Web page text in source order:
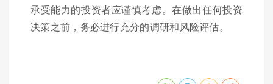
承受能力的投资者应谨慎考虑。在做出任何投资
决策之前，务必进行充分的调研和风险评估。